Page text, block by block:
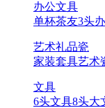
办公文具
单杯茶友3头
艺术礼品瓷
家装套具艺术
文具
6头文具8头大